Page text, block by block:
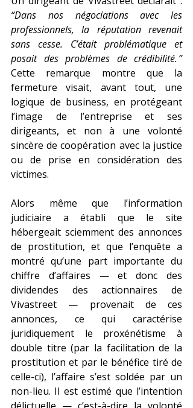
“Dans nos négociations avec les
professionnels, la réputation revenait
sans cesse. C’était problématique et
posait des problèmes de crédibilité. ”
Cette remarque montre que la
fermeture visait, avant tout, une
logique de business, en protégeant
l’image de l’entreprise et ses
dirigeants, et non à une volonté
sincère de coopération avec la justice
ou de prise en considération des
victimes.
Alors même que l’information
judiciaire a établi que le site
hébergeait sciemment des annonces
de prostitution, et que l’enquête a
montré qu’une part importante du
chiffre d’affaires — et donc des
dividendes des actionnaires de
Vivastreet — provenait de ces
annonces, ce qui caractérise
juridiquement le proxénétisme à
double titre (par la facilitation de la
prostitution et par le bénéfice tiré de
celle-ci), l’affaire s’est soldée par un
non-lieu. Il est estimé que l’intention